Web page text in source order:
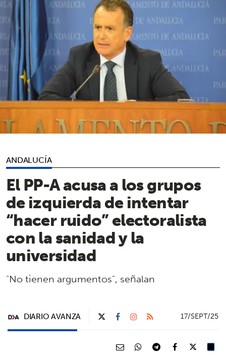
ANDALUCÍA
El PP-A acusa a los grupos
de izquierda de intentar
“hacer ruido” electoralista
con la sanidad y la
universidad
"No tienen argumentos", señalan
DIARIO AVANZA 17/SEPT/25